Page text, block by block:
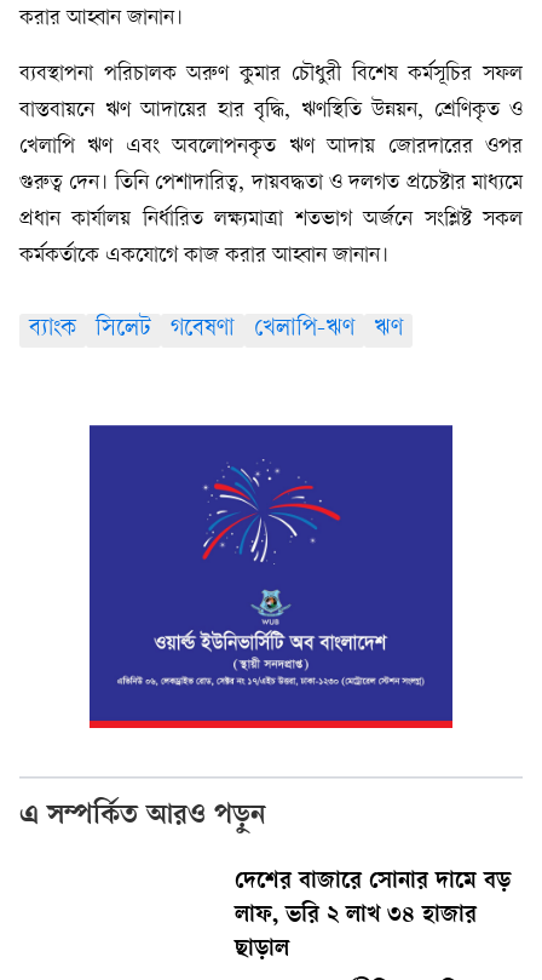
করার আহ্বান জানান।
ব্যবস্থাপনা পরিচালক অরুণ কুমার চৌধুরী বিশেষ কর্মসূচির সফল
বাস্তবায়নে ঋণ আদায়ের হার বৃদ্ধি, ঋণস্থিতি উন্নয়ন, শ্রেণিকৃত ও
খেলাপি ঋণ এবং অবলোপনকৃত ঋণ আদায় জোরদারের ওপর
গুরুত্ব দেন। তিনি পেশাদারিত্ব, দায়বদ্ধতা ও দলগত প্রচেষ্টার মাধ্যমে
প্রধান কার্যালয় নির্ধারিত লক্ষ্যমাত্রা শতভাগ অর্জনে সংশ্লিষ্ট সকল
কর্মকর্তাকে একযোগে কাজ করার আহ্বান জানান।
ব্যাংক সিলেট গবেষণা খেলাপি-ঋণ ঋণ
এ সম্পর্কিত আরও পড়ুন
দেশের বাজারে সোনার দামে বড়
লাফ, ভরি ২ লাখ ৩৪ হাজার
ছাড়াল